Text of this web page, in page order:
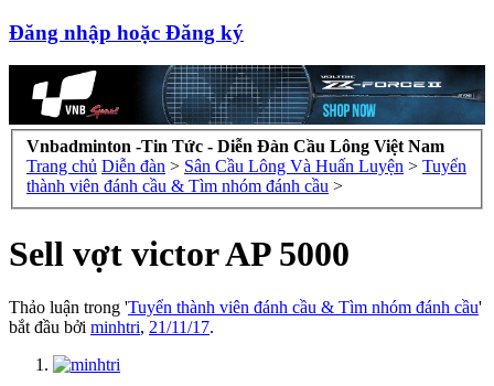
Đăng nhập hoặc Đăng ký
Vnbadminton -Tin Tức - Diễn Đàn Cầu Lông Việt Nam
Trang chủ Diễn đàn > Sân Cầu Lông Và Huấn Luyện > Tuyển
thành viên đánh cầu & Tìm nhóm đánh cầu >
Sell vợt victor AP 5000
Thảo luận trong 'Tuyển thành viên đánh cầu & Tìm nhóm đánh cầu'
bắt đầu bởi minhtri, 21/11/17.